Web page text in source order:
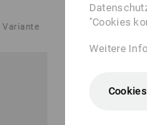
Variante
€ 2,17
(m. MwSt.) ab
"Cookies
Weitere